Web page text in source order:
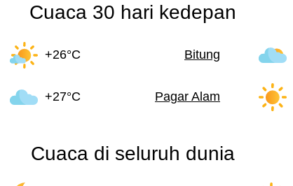
Cuaca 30 hari kedepan
+26°C Bitung
+27°C Pagar Alam
Cuaca di seluruh dunia